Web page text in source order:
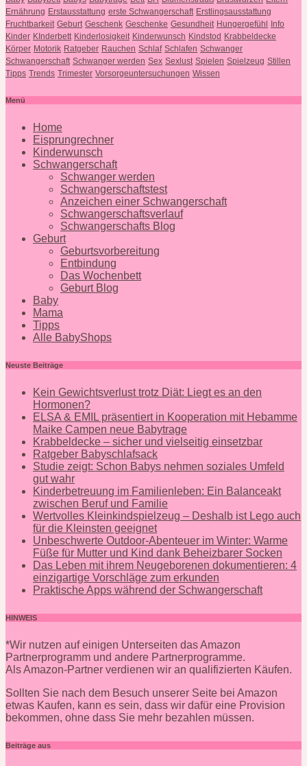
Ernährung Erstausstattung erste Schwangerschaft Erstlingsausstattung
Fruchtbarkeit Geburt Geschenk Geschenke Gesundheit Hungergefühl
Info
Kinder KInderbett Kinderlosigkeit Kinderwunsch Kindstod Krabbeldecke
Körper Motorik Ratgeber Rauchen Schlaf Schlafen Schwanger
Schwangerschaft Schwanger werden Sex Sexlust Spielen Spielzeug Stillen
Tipps Trends Trimester Vorsorgeuntersuchungen Wissen
Menü
Home
Eisprungrechner
Kinderwunsch
Schwangerschaft
Schwanger werden
Schwangerschaftstest
Anzeichen einer Schwangerschaft
Schwangerschaftsverlauf
Schwangerschafts Blog
Geburt
Geburtsvorbereitung
Entbindung
Das Wochenbett
Geburt Blog
Baby
Mama
Tipps
Alle BabyShops
Neuste Beiträge
Kein Gewichtsverlust trotz Diät: Liegt es an den
Hormonen?
ELSA & EMIL präsentiert in Kooperation mit Hebamme
Maike Campen neue Babytrage
Krabbeldecke – sicher und vielseitig einsetzbar
Ratgeber Babyschlafsack
Studie zeigt: Schon Babys nehmen soziales Umfeld
gut wahr
Kinderbetreuung im Familienleben: Ein Balanceakt
zwischen Beruf und Familie
Wertvolles Kleinkindspielzeug – Deshalb ist Lego auch
für die Kleinsten geeignet
Unbeschwerte Outdoor-Abenteuer im Winter: Warme
Füße für Mutter und Kind dank Beheizbarer Socken
Das Leben mit ihrem Neugeborenen dokumentieren: 4
einzigartige Vorschläge zum erkunden
Praktische Apps während der Schwangerschaft
HINWEIS
*Wir nutzen auf einigen Unterseiten das Amazon
Partnerprogramm und andere Partnerprogramme.
Als Amazon-Partner verdienen wir an qualifizierten Käufen.
Sollten Sie nach dem Besuch unserer Seite bei Amazon
etwas Kaufen, kann es sein, dass wir dafür eine Provision
bekommen, ohne dass Sie mehr bezahlen müssen.
Beiträge aus